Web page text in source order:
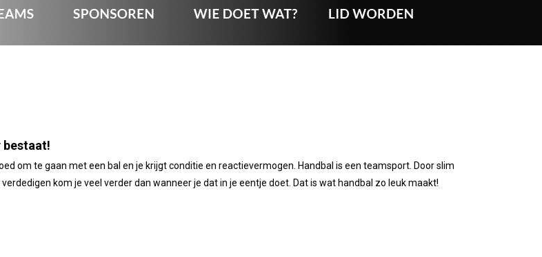
bestaat!
om te gaan met een bal en je krijgt conditie en reactievermogen. Handbal is een teamsport. Door slim
kom je veel verder dan wanneer je dat in je eentje doet. Dat is wat handbal zo leuk maakt!